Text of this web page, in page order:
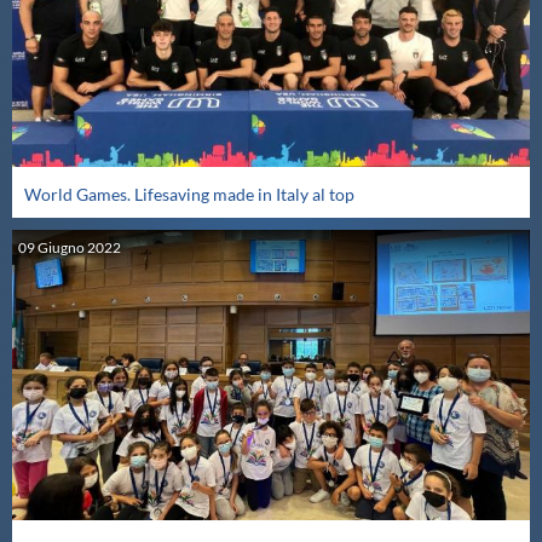
World Games. Lifesaving made in Italy al top
09Giugno 2022